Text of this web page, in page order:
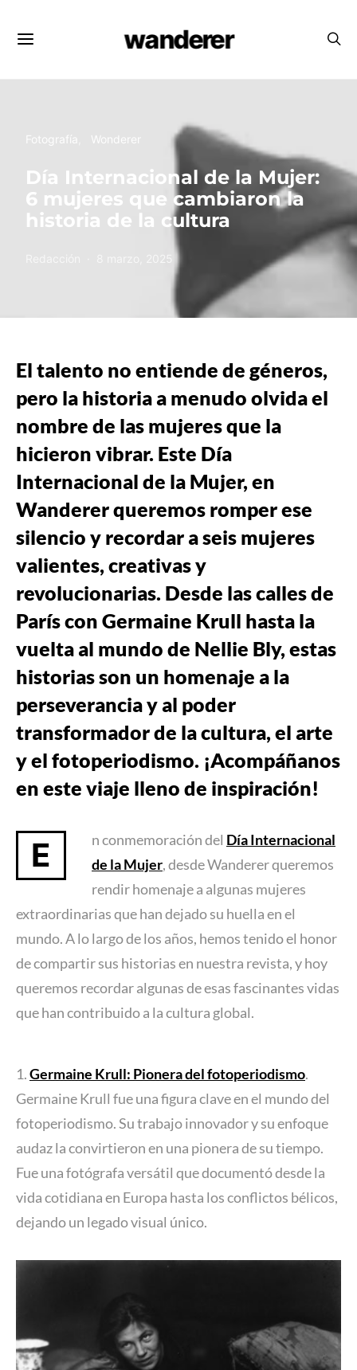
wanderer
Fotografía Wonderer
Día Internacional de la Mujer:
6 mujeres que cambiaron la
historia de la cultura
8 marzo, 2025
El talento no entiende de géneros,
pero la historia a menudo olvida el
nombre de las mujeres que la
hicieron vibrar. Este Día
Internacional de la Mujer, en
Wanderer queremos romper ese
silencio y recordar a seis mujeres
valientes, creativas y
revolucionarias. Desde las calles de
París con Germaine Krull hasta la
vuelta al mundo de Nellie Bly, estas
historias son un homenaje a la
perseverancia y al poder
transformador de la cultura, el arte
y el fotoperiodismo. ¡Acompáñanos
en este viaje lleno de inspiración!
E n conmemoración del Día Internacional
de la Mujer, desde Wanderer queremos
rendir homenaje a algunas mujeres
extraordinarias que han dejado su huella en el
mundo. A lo largo de los años, hemos tenido el honor
de compartir sus historias en nuestra revista, y hoy
queremos recordar algunas de esas fascinantes vidas
que han contribuido a la cultura global.
1.Germaine Krull: Pionera del fotoperiodismo.
Germaine Krull fue una figura clave en el mundo del
fotoperiodismo. Su trabajo innovador y su enfoque
audaz la convirtieron en una pionera de su tiempo.
Fue una fotógrafa versátil que documentó desde la
vida cotidiana en Europa hasta los conflictos bélicos,
dejando un legado visual único.